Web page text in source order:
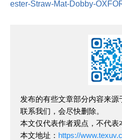
ester-Straw-Mat-Dobby-
发布的有些文章部分内容来
联系我们，会尽快删除。
本文仅代表作者观点，不代表
本文地址： https://